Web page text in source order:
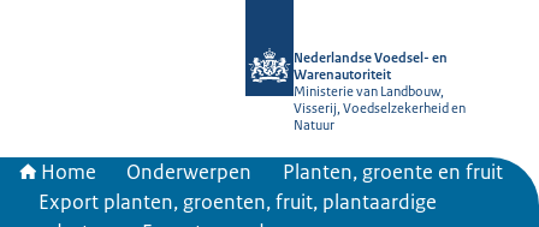
Nederlandse Voedsel- en
Warenautoriteit
Ministerie van Landbouw,
Visserij, Voedselzekerheid en
Natuur
Home Onderwerpen
Planten, groente en fruit
Export planten, groenten, fruit, plantaardige